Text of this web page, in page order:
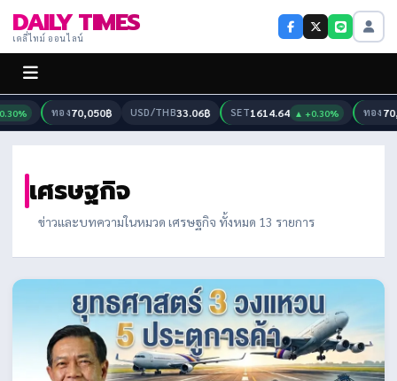
DAILY TIMES
เดลี่ไทม์ ออนไลน์
ทอง70,050฿ USD/THB33.06฿ SET1614.64 ▲ +0.30% ทอง
เศรษฐกิจ
ข่าวและบทความในหมวด เศรษฐกิจ ทั้งหมด 13 รายการ